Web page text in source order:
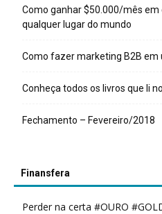
Como ganhar $50.000/mês
qualquer lugar do mundo
Como fazer marketing B2B
Conheça todos os livros que li
Fechamento – Fevereiro/2018
Finansfera
Perder na certa #OURO